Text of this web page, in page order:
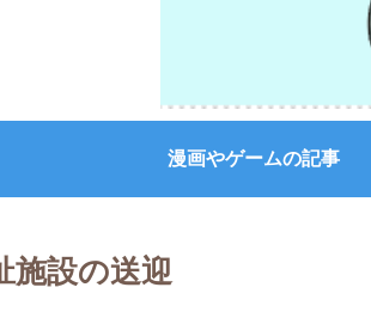
漫画やゲームの記事
施設の送迎